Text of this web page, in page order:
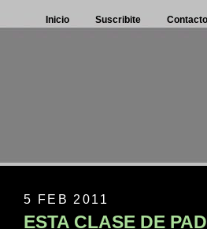
Inicio Suscribite Contacto
5 FEB 2011
ESTA CLASE DE